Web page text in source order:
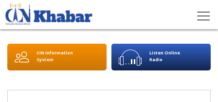
CIN Information
System
Listen Online
Radio